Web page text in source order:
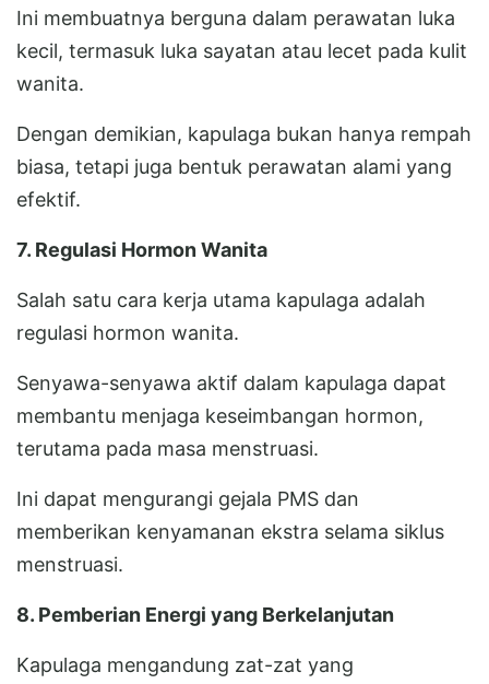
Ini membuatnya berguna dalam perawatan luka
kecil, termasuk luka sayatan atau lecet pada kulit
wanita.
Dengan demikian, kapulaga bukan hanya rempah
biasa, tetapi juga bentuk perawatan alami yang
efektif.
7. Regulasi Hormon Wanita
Salah satu cara kerja utama kapulaga adalah
regulasi hormon wanita.
Senyawa-senyawa aktif dalam kapulaga dapat
membantu menjaga keseimbangan hormon,
terutama pada masa menstruasi.
Ini dapat mengurangi gejala PMS dan
memberikan kenyamanan ekstra selama siklus
menstruasi.
8. Pemberian Energi yang Berkelanjutan
Kapulaga mengandung zat-zat yang